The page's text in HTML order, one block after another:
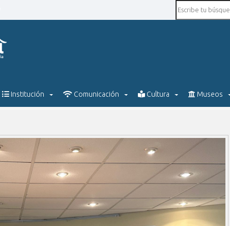
Institución Comunicación Cultura Museos